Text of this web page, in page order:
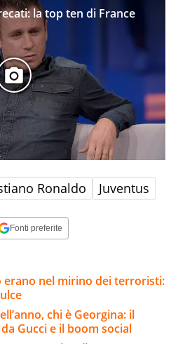
la top ten di France
Ronaldo Juventus
Fonti preferite
erano nel mirino dei terroristi:
chi è Georgina: il
Gucci e il boom social